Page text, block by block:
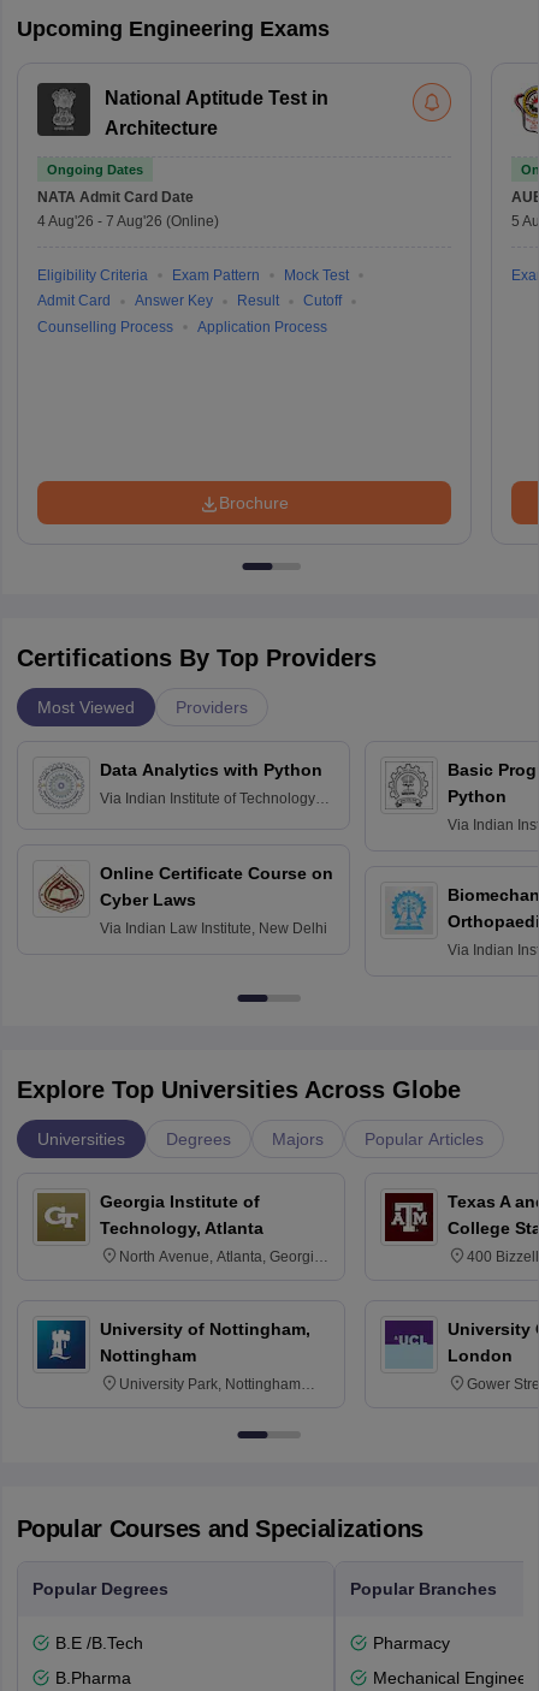
Upcoming Engineering Exams
National Aptitude Test in
Architecture
Ongoing Dates
NATA Admit Card Date
4 Aug'26 - 7 Aug'26 (Online)
Eligibility Criteria Exam Pattern
Mock Test
Admit Card
Answer Key Result
Cutoff
Counselling Process
Application Process
Brochure
5
Certifications By Top Providers
Most Viewed Providers
Data Analytics with Python
Via Indian Institute of Technology
Online Certificate Course on
Cyber Laws
Via Indian Law Institute, New Delhi
Basic
Python
Via Indian
Via Indian
Explore Top Universities Across Globe
Universities Degrees Majors Popular Articles
Georgia Institute of
Technology, Atlanta
North Avenue, Atlanta, Georgia
University of Nottingham,
Nottingham
University Park, Nottingham
Texas A
College
400
University
London
Gower
Popular Courses and Specializations
Popular Degrees
B.E /B.Tech
B.Pharma
Popular Branches
Pharmacy
Mechanical